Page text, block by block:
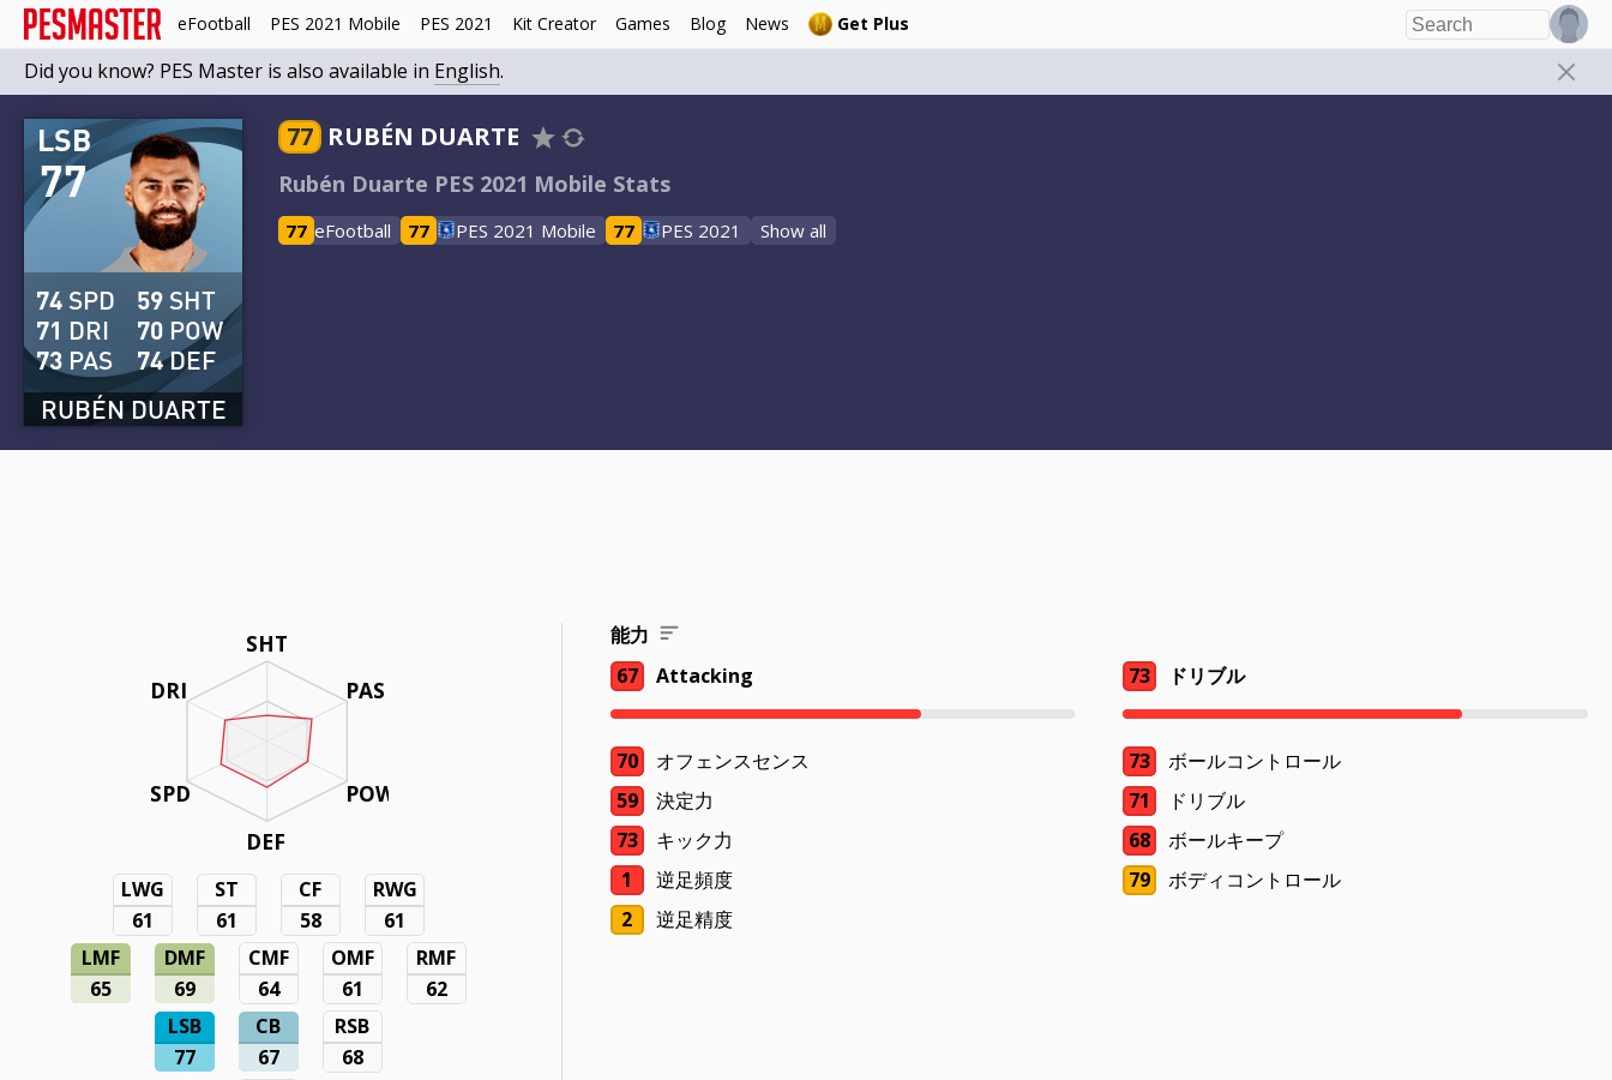
eFootball PES 2021 Mobile PES 2021 Kit Creator Games Blog News Get Plus
Did you know? PES Master is also available in English.
77
LSB
RUBÉN DUARTE
74 SPD
71 DRI
73 PAS
59 SHT
70 POW
74DEF
77 RUBÉN DUARTE
Rubén Duarte PES 2021 Mobile Stats
77 eFootball 77 PES 2021 Mobile 77 PES 2021 Show all
SHT
PAS
POW
DEF
DRI
SPD
LWG
61
ST
61
CF
58
RWG
61
LMF
65
DMF
69
CMF
64
OMF
61
RMF
62
LSB
77
CB
67
RSB
68
能力
67
Attacking
70
オフェンスセンス
59
決定力
73
キック力
1
逆足頻度
2
逆足精度
73 ドリブル
73
ボールコントロール
71
ドリブル
68
ボールキープ
79
ボディコントロール